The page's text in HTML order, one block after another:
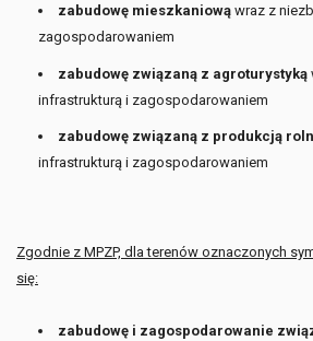
zabudowę mieszkaniowąwraz z
zagospodarowaniem
zabudowę związaną z agroturystyką
infrastrukturą i zagospodarowaniem
zabudowę związaną z produkcją
infrastrukturą i zagospodarowaniem
Zgodnie z MPZP, dla terenów oznaczonych
się:
zabudowę i zagospodarowanie